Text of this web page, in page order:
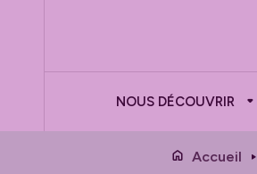
NOUS DÉCOUVRIR
Accueil